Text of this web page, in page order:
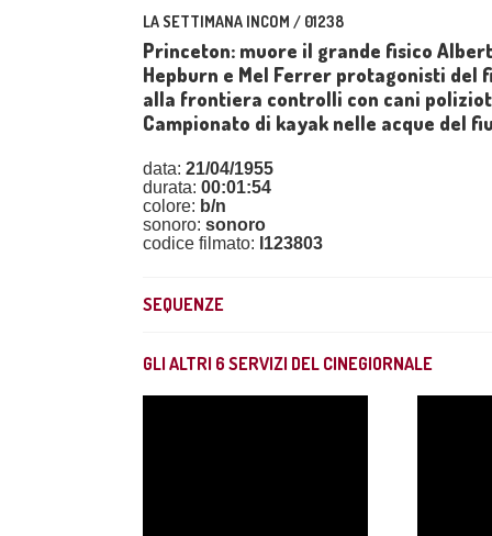
LA SETTIMANA INCOM / 01238
Princeton: muore il grande fisico
Hepburn e Mel Ferrer protagonisti del
alla frontiera controlli con cani
Campionato di kayak nelle acque del
data: 21/04/1955
durata: 00:01:54
colore: b/n
sonoro: sonoro
codice filmato: I123803
SEQUENZE
GLI ALTRI 6 SERVIZI DEL CINEGIORNALE